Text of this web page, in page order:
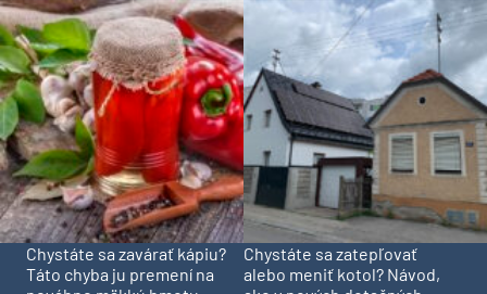
Chystáte sa zavárať kápiu?
Táto chyba ju premení na
Chystáte sa zatepľovať
alebo meniť kotol? Návod,